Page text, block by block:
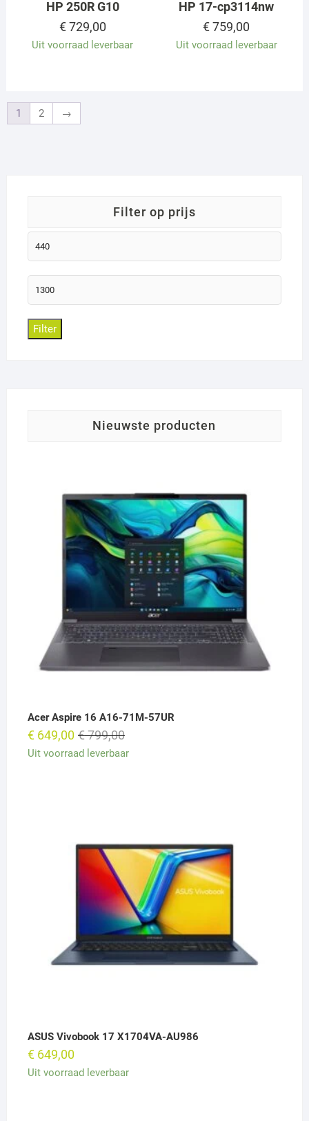
HP 250R G10
€729,00
Uit voorraad leverbaar
HP 17-cp3114nw
€759,00
Uit voorraad leverbaar
1 2 →
filter op prijs
Min.
prijs
Max.
prijs
Filter
nieuwste producten
Acer Aspire 16 A16-71M-57UR
€799,00Oorspronkelijke
prijs
€649,00
Huidige
prijs
Uit voorraad leverbaar
ASUS Vivobook 17 X1704VA-AU986
€649,00
Uit voorraad leverbaar